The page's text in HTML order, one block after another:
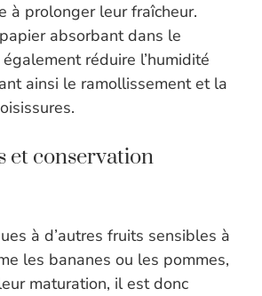
à prolonger leur fraîcheur.
absorbant dans le
réduire l’humidité
ainsi le ramollissement et la
et conservation
à d’autres fruits sensibles à
les bananes ou les pommes,
maturation, il est donc